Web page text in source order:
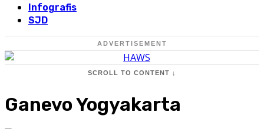
Infografis
SJD
ADVERTISEMENT
SCROLL TO CONTENT ↓
Ganevo Yogyakarta